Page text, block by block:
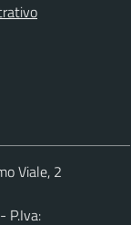
Viale, 2
P.Iva: